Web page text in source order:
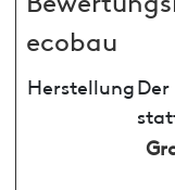
ecobau
Herstellung